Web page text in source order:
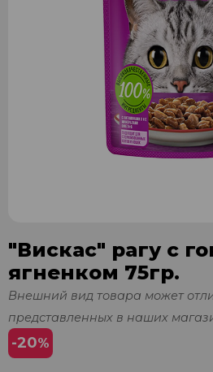
"Вискас" рагу с
ягненком 75гр.
Внешний вид товара может
представленных в наших
-20%